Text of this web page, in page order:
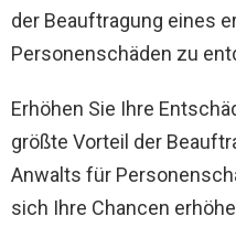
der Beauftragung eines
Personenschäden zu
Erhöhen Sie Ihre
größte Vorteil der
Anwalts für
sich Ihre Chancen